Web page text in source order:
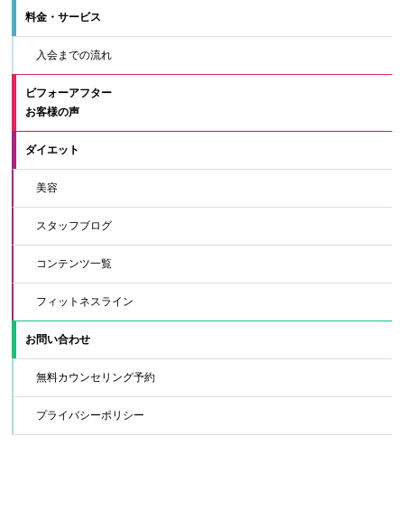
料金・サービス
入会までの流れ
ビフォーアフター
お客様の声
ダイエット
美容
スタッフブログ
コンテンツ一覧
フィットネスライン
お問い合わせ
無料カウンセリング予約
プライバシーポリシー